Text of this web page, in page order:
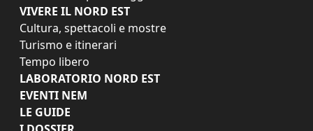
VIVERE IL NORD EST
Cultura, spettacoli e mostre
Turismo e itinerari
Tempo libero
LABORATORIO NORD EST
EVENTI NEM
LE GUIDE